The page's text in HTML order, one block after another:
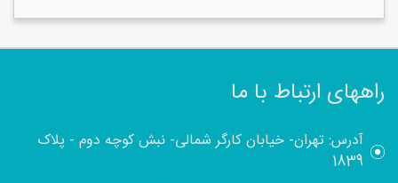
راههای ارتباط با ما
آدرس: تهران- خیابان کارگر شمالی- نبش کوچه دوم - پلاک
1839